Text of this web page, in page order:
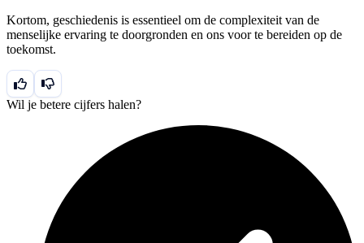
Kortom, geschiedenis is essentieel om de complexiteit van de
menselijke ervaring te doorgronden en ons voor te bereiden op de
toekomst.
Wil je betere cijfers halen?